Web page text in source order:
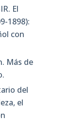
El
1898):
con
Más de
del
el